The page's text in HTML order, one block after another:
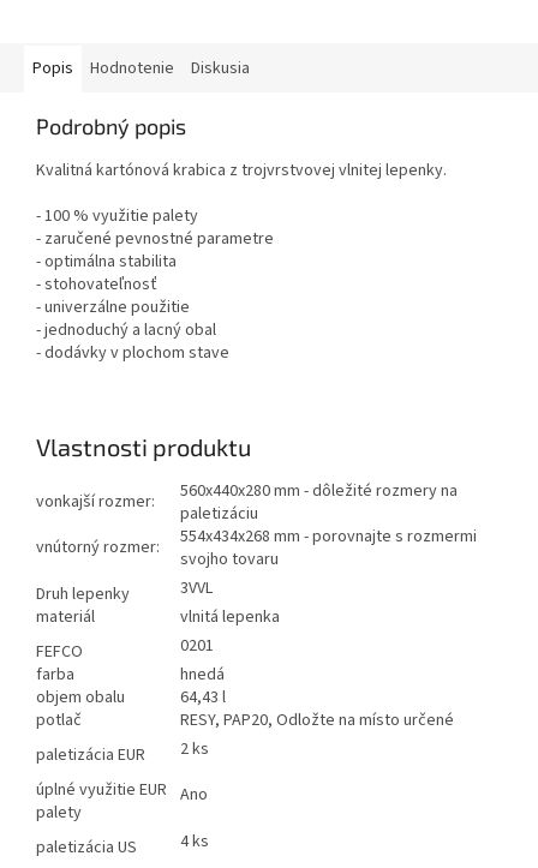
Popis Hodnotenie Diskusia
Podrobný popis
Kvalitná kartónová krabica z trojvrstvovej vlnitej lepenky.
- 100 % využitie palety
- zaručené pevnostné parametre
- optimálna stabilita
- stohovateľnosť
- univerzálne použitie
- jednoduchý a lacný obal
- dodávky v plochom stave
Vlastnosti produktu
vonkajší rozmer:
560x440x280 mm - dôležité rozmery na
paletizáciu
vnútorný rozmer:
554x434x268 mm - porovnajte s rozmermi
svojho tovaru
Druh lepenky
3VVL
materiál
vlnitá lepenka
FEFCO
0201
farba
hnedá
objem obalu
64,43 l
potlač
RESY, PAP20, Odložte na místo určené
paletizácia EUR
2 ks
úplné využitie EUR
palety
Ano
paletizácia US
4 ks